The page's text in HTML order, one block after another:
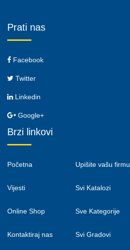
Prati nas
Facebook
Twitter
Linkedin
Google+
Brzi linkovi
Početna
Vijesti
Online Shop
Kontaktiraj nas
Upišite vašu firmu
Svi Katalozi
Sve Kategorije
Svi Gradovi